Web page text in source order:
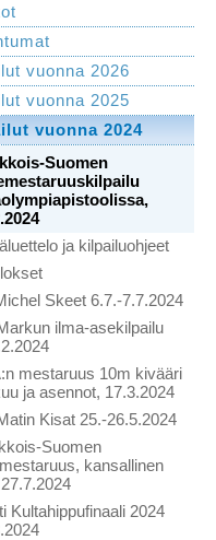
vuonna 2026
vuonna 2025
vuonna 2024
Suomen
ja kilpailuohjeet
Skeet 6.7.-7.7.2024
ilma-asekilpailu
mestaruus 10m kivääri
ja asennot, 17.3.2024
Kisat 25.-26.5.2024
Suomen
kansallinen
Kultahippufinaali 2024